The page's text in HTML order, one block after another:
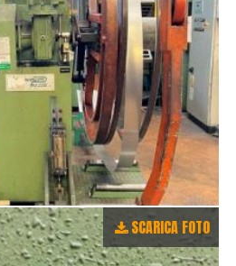
SCARICA FOTO